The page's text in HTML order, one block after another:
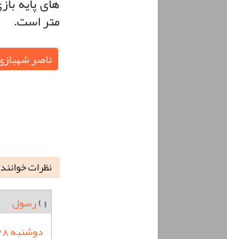
متر است.
ناصر
نظرات
1) رسول
دوشنبه 28 دی ماه 1394 ساعت 09:22